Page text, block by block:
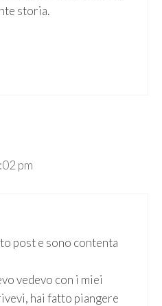
storia.
pm
post e sono contenta
vedevo con i miei
hai fatto piangere